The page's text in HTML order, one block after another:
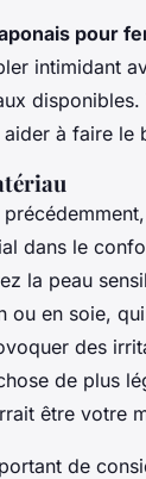
pour
intimidant
à faire le
dans le
la peau
ou en soie,
des
de plus
être votre
de